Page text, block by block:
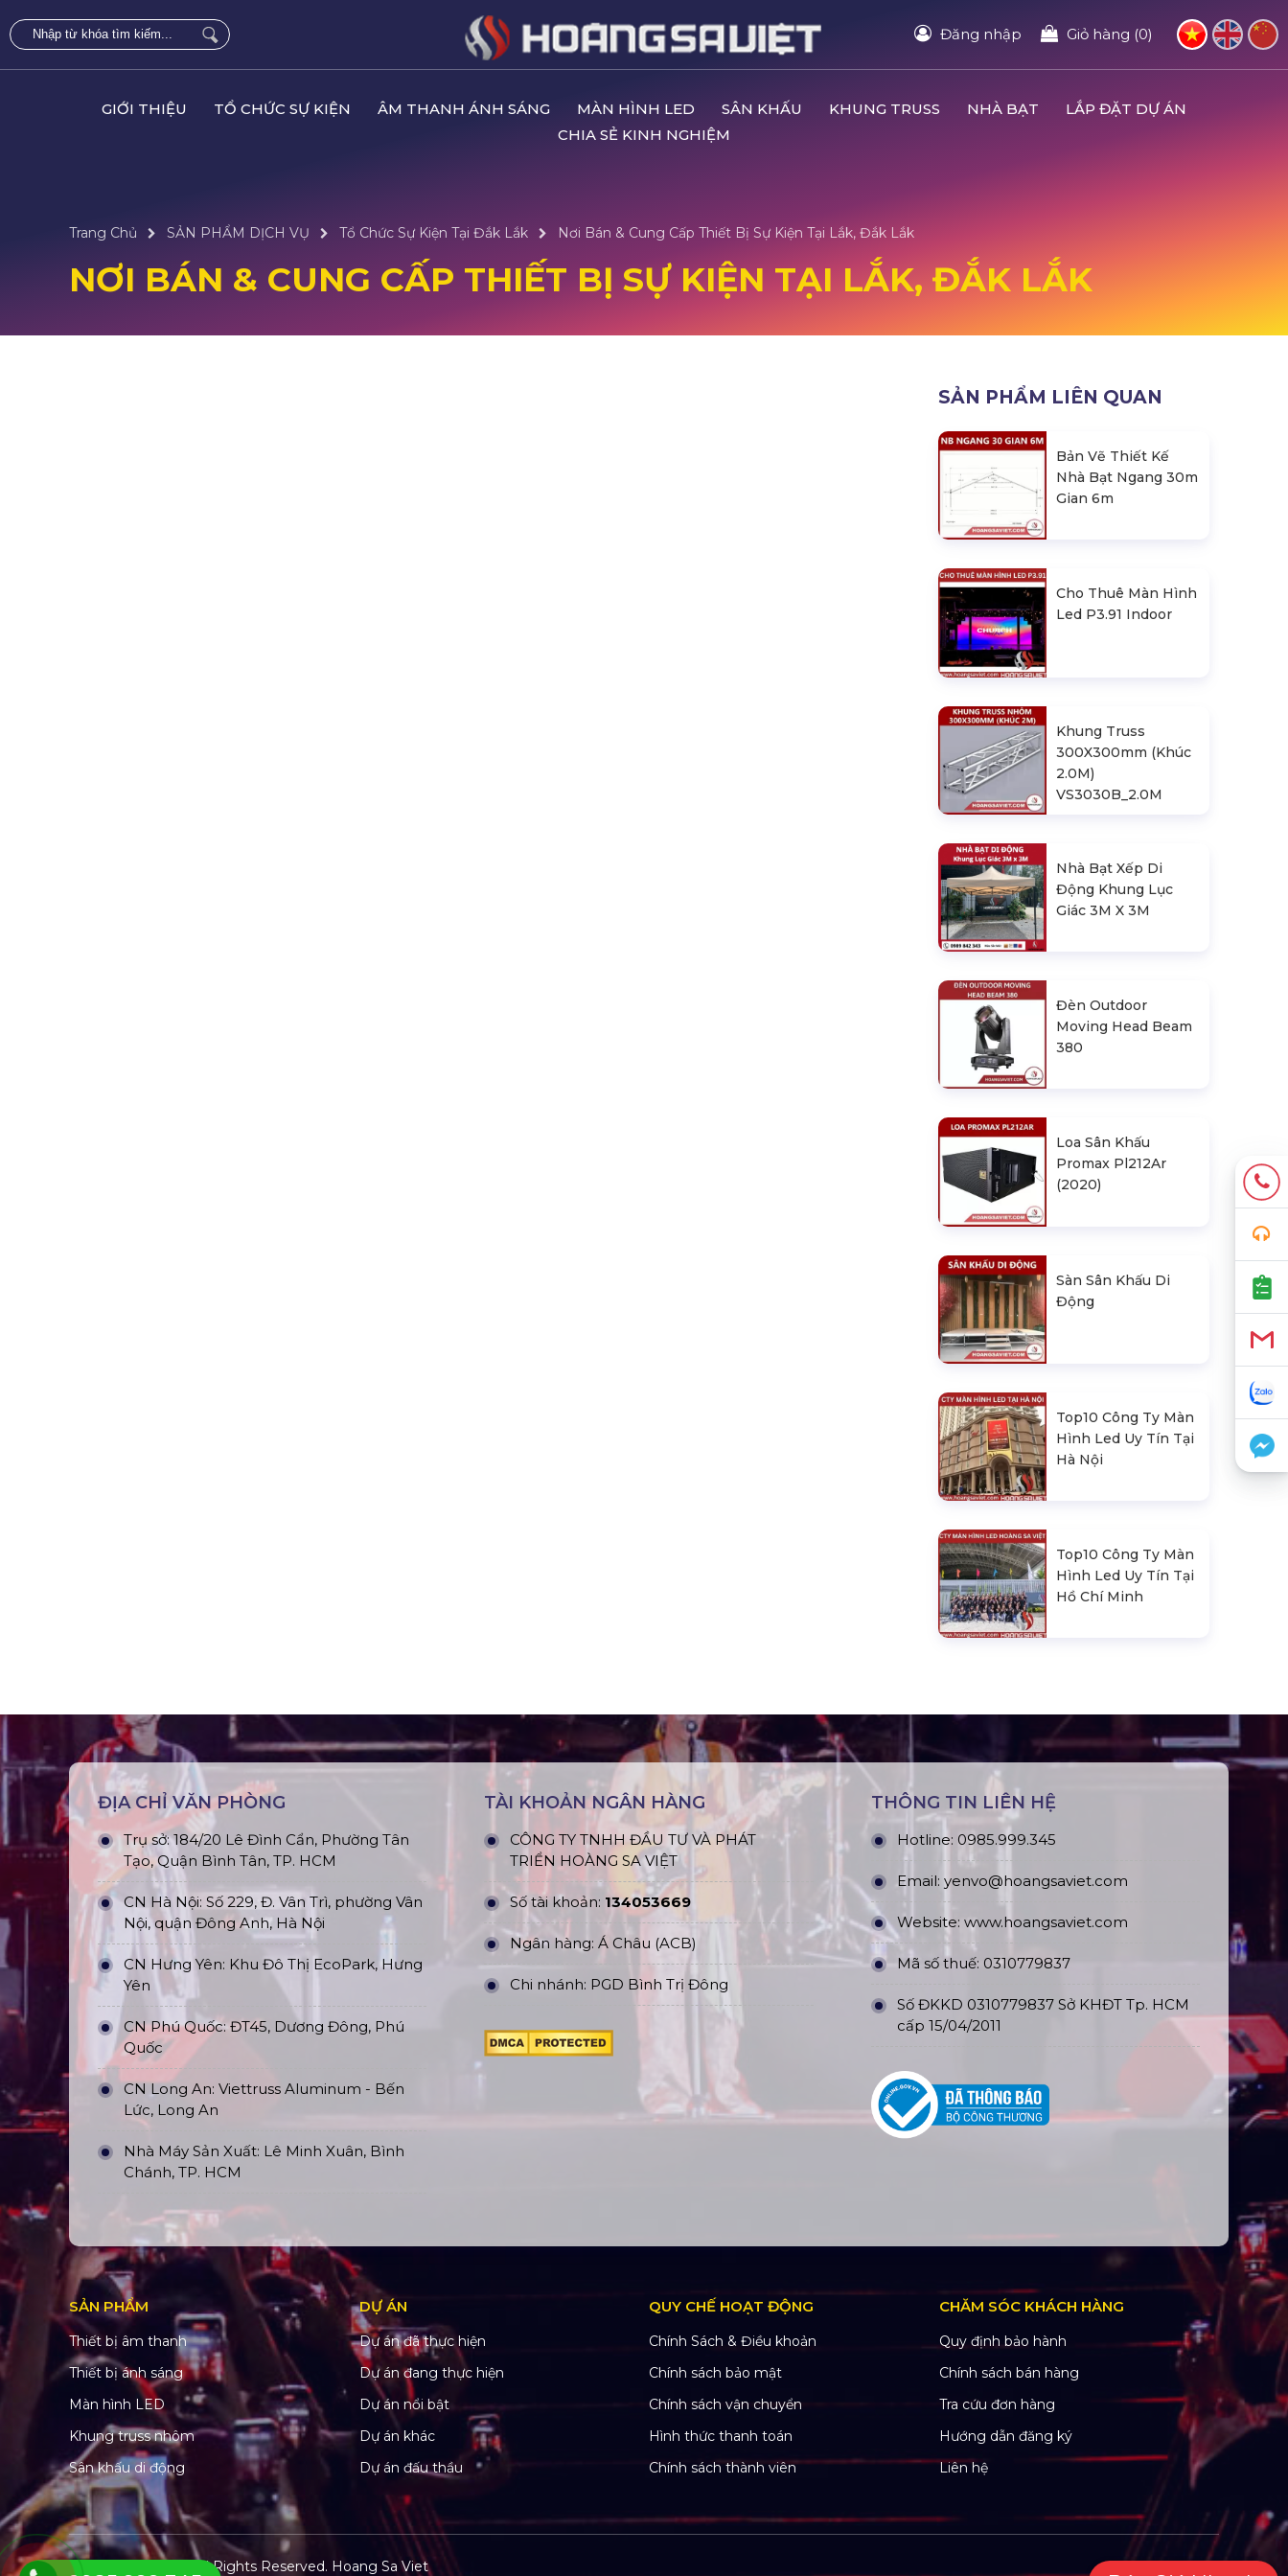
Đăng nhập Giỏ hàng (0)
GIỚI THIỆU TỔ CHỨC SỰ KIỆN ÂM THANH ÁNH SÁNG MÀN HÌNH LED SÂN KHẤU KHUNG TRUSS NHÀ BẠT
LẮP ĐẶT DỰ ÁN
CHIA SẺ KINH NGHIỆM
Trang Chủ SẢN PHẨM DỊCH VỤ Tổ Chức Sự Kiện Tại Đắk Lắk Nơi Bán & Cung Cấp Thiết Bị Sự Kiện Tại Lắk, Đắk Lắk
NƠI BÁN & CUNG CẤP THIẾT BỊ SỰ KIỆN TẠI LẮK, ĐẮK LẮK
SẢN PHẨM LIÊN QUAN
Bản Vẽ Thiết Kế
Nhà Bạt Ngang 30m
Gian 6m
Cho Thuê Màn Hình
Led P3.91 Indoor
Khung Truss
300X300mm (Khúc
2.0M)
VS3030B_2.0M
Nhà Bạt Xếp Di
Động Khung Lục
Giác 3M X 3M
Đèn Outdoor
Moving Head Beam
380
Loa Sân Khấu
Promax Pl212Ar
(2020)
Sàn Sân Khấu Di
Động
Top10 Công Ty Màn
Hình Led Uy Tín Tại
Hà Nội
Top10 Công Ty Màn
Hình Led Uy Tín Tại
Hồ Chí Minh
ĐỊA CHỈ VĂN PHÒNG
Trụ sở: 184/20 Lê Đình Cẩn, Phường Tân
Tạo, Quận Bình Tân, TP. HCM
CN Hà Nội: Số 229, Đ. Vân Trì, phường Vân
Nội, quận Đông Anh, Hà Nội
CN Hưng Yên: Khu Đô Thị EcoPark, Hưng
Yên
CN Phú Quốc: ĐT45, Dương Đông, Phú
Quốc
CN Long An: Viettruss Aluminum - Bến
Lức, Long An
Nhà Máy Sản Xuất: Lê Minh Xuân, Bình
Chánh, TP. HCM
TÀI KHOẢN NGÂN HÀNG
CÔNG TY TNHH ĐẦU TƯ VÀ PHÁT
TRIỂN HOÀNG SA VIỆT
Số tài khoản: 134053669
Ngân hàng: Á Châu (ACB)
Chi nhánh: PGD Bình Trị Đông
THÔNG TIN LIÊN HỆ
Hotline: 0985.999.345
Email: yenvo@hoangsaviet.com
Website: www.hoangsaviet.com
Mã số thuế: 0310779837
Số ĐKKD 0310779837 Sở KHĐT Tp. HCM
cấp 15/04/2011
SẢN PHẨM
Thiết bị âm thanh
Thiết bị ánh sáng
Màn hình LED
Khung truss nhôm
Sân khấu di động
DỰ ÁN
Dự án đã thực hiện
Dự án đang thực hiện
Dự án nổi bật
Dự án khác
Dự án đấu thầu
QUY CHẾ HOẠT ĐỘNG
Chính Sách & Điều khoản
Chính sách bảo mật
Chính sách vận chuyển
Hình thức thanh toán
Chính sách thành viên
CHĂM SÓC KHÁCH HÀNG
Quy định bảo hành
Chính sách bán hàng
Tra cứu đơn hàng
Hướng dẫn đăng ký
Liên hệ
© Copyright 2022. All Rights Reserved. Hoang Sa Viet